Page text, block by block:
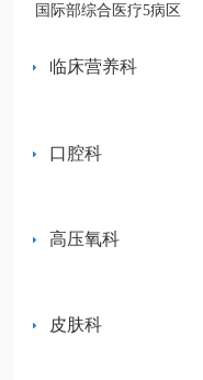
国际部综合医疗5病区
临床营养科
口腔科
高压氧科
皮肤科